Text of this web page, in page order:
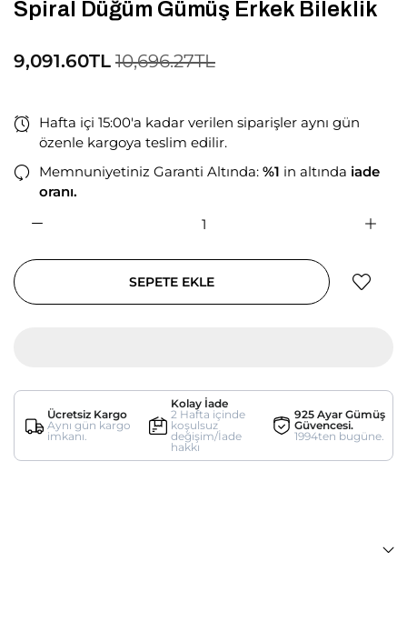
Spiral Düğüm Gümüş Erkek Bileklik
9,091.60TL 10,696.27TL
Hafta içi 15:00'a kadar verilen siparişler aynı gün
özenle kargoya teslim edilir.
Memnuniyetiniz Garanti Altında: %1 in altında iade
oranı.
SEPETE EKLE
Ücretsiz Kargo
Aynı gün kargo
imkanı.
Kolay İade
2 Hafta içinde
koşulsuz
değişim/İade
hakkı
925 Ayar Gümüş
Güvencesi.
1994ten bugüne.